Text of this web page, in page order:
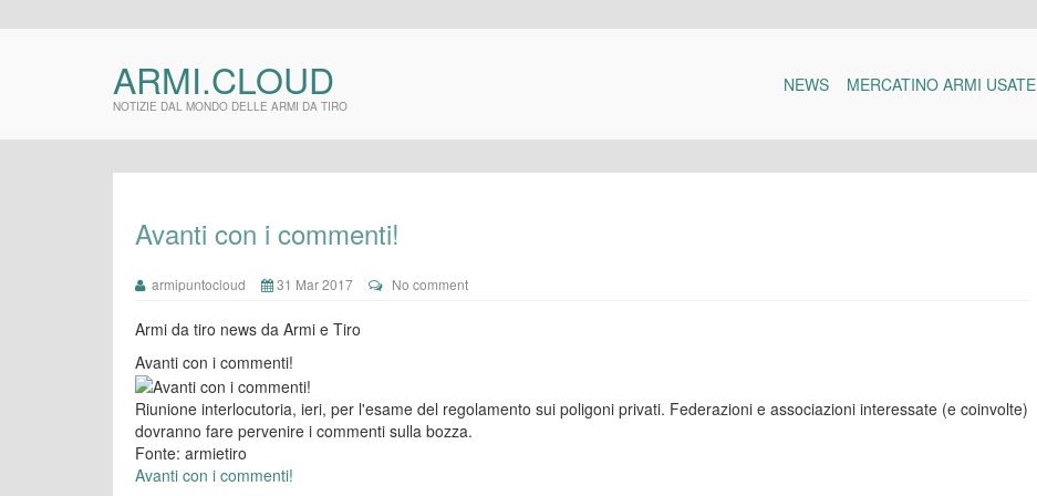
ARMI.CLOUD
NOTIZIE DAL MONDO DELLE ARMI DA TIRO
NEWS MERCATINO ARMI USATE
Avanti con i commenti!
armipuntocloud 31 Mar 2017 No comment
Armi da tiro news da Armi e Tiro
Avanti con i commenti!
Riunione interlocutoria, ieri, per l'esame del regolamento sui poligoni privati. Federazioni e associazioni interessate (e coinvolte)
dovranno fare pervenire i commenti sulla bozza.
Fonte: armietiro
Avanti con i commenti!